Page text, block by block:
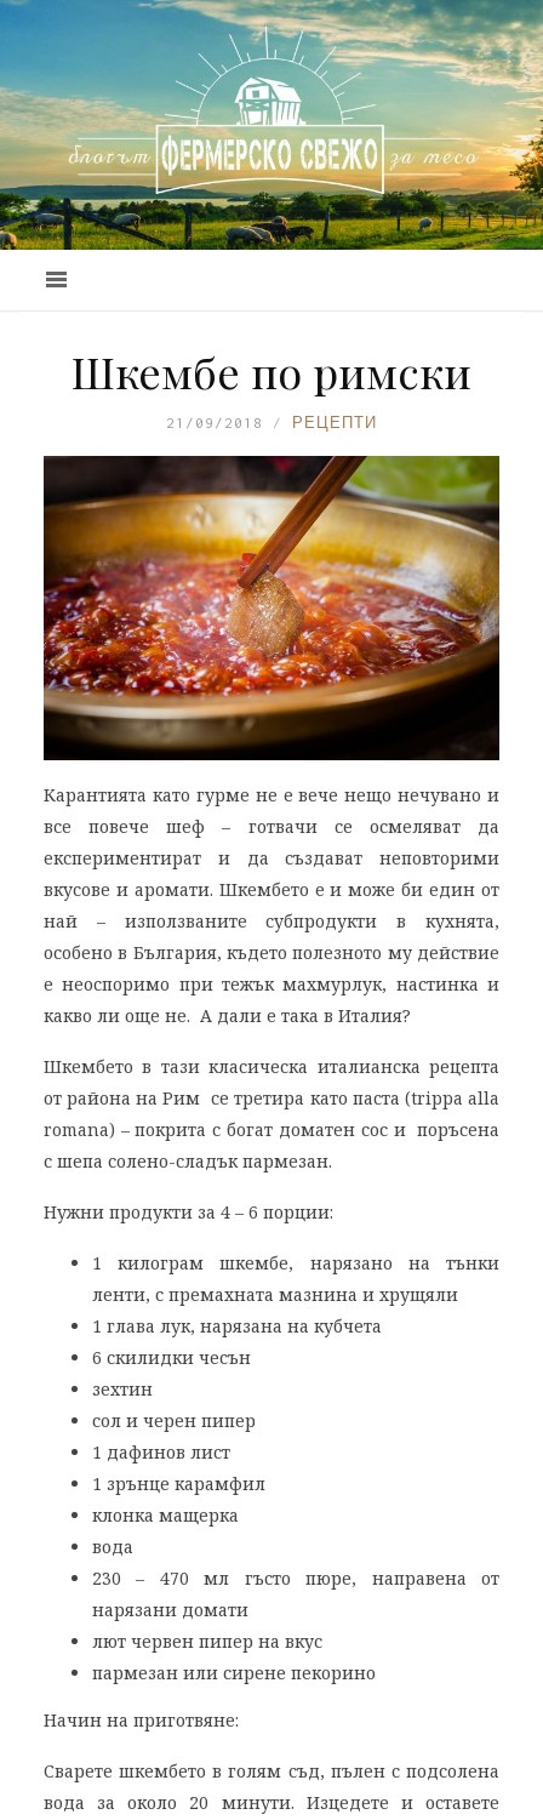
Шкембе по римски
21/09/2018 РЕЦЕПТИ
Карантията като гурме не е вече нещо нечувано и
все повече шеф – готвачи се осмеляват да
експериментират и да създават неповторими
вкусове и аромати. Шкембето е и може би един от
най – използваните субпродукти в кухнята,
особено в България, където полезното му действие
е неоспоримо при тежък махмурлук, настинка и
какво ли още не. А дали е така в Италия?
Шкембето в тази класическа италианска рецепта
от района на Рим се третира като паста (trippa alla
romana) – покрита с богат доматен сос и поръсена
с шепа солено-сладък пармезан.
Нужни продукти за 4 – 6 порции:
1 килограм шкембе, нарязано на тънки
ленти, с премахната мазнина и хрущяли
1 глава лук, нарязана на кубчета
6 скилидки чесън
зехтин
сол и черен пипер
1 дафинов лист
1 зрънце карамфил
клонка мащерка
вода
230 – 470 мл гъсто пюре, направена от
нарязани домати
лют червен пипер на вкус
пармезан или сирене пекорино
Начин на приготвяне:
Сварете шкембето в голям съд, пълен с подсолена
вода за около 20 минути. Изцедете и оставете